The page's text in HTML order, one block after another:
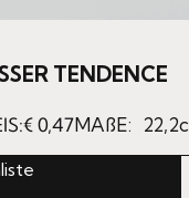
TENDENCE
€0,47MAßE: